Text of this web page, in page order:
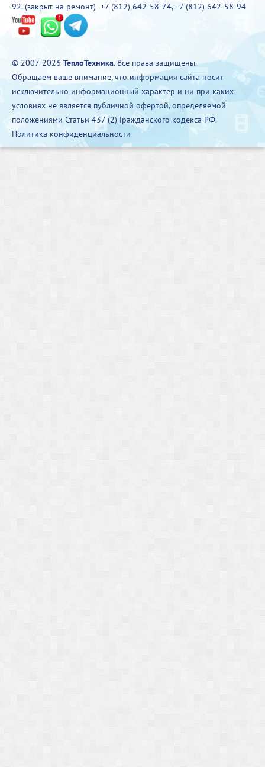
92. (закрыт на ремонт) +7 (812) 642-58-74,+7 (812) 642-58-94
© 2007-2026 ТеплоТехника. Все права защищены.
Обращаем ваше внимание, что информация сайта носит
исключительно информационный характер и ни при каких
условиях не является публичной офертой, определяемой
положениями Статьи 437 (2) Гражданского кодекса РФ.
Политика конфиденциальности